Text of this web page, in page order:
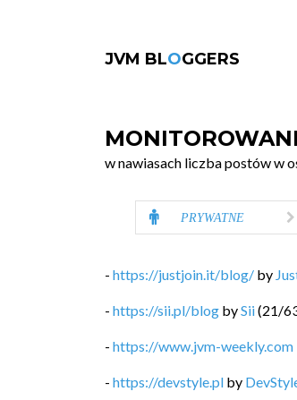
JVM BLOGGERS
w nawiasach liczba postów w
PRYWATNE
- https://justjoin.it/blog/ by
- https://sii.pl/blog bySii(21/
- https://www.jvm-weekly.com
- https://devstyle.pl by